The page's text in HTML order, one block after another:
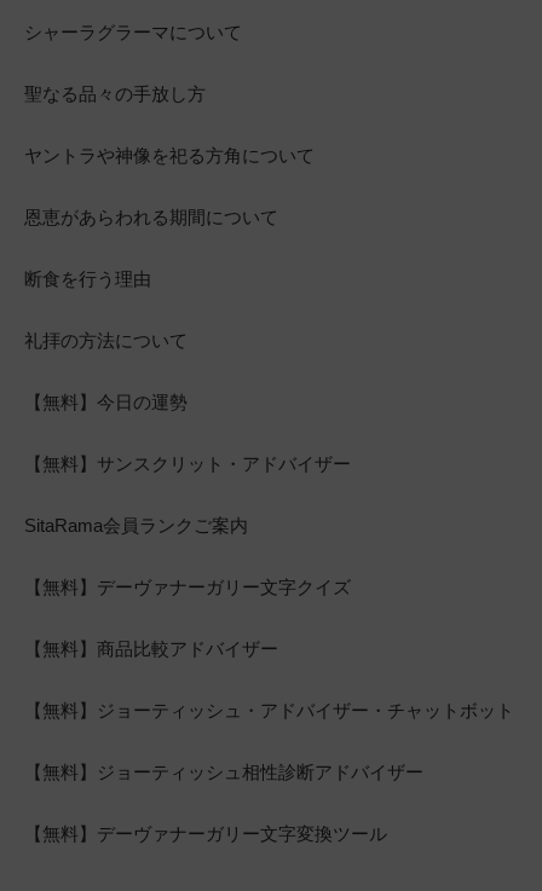
シャーラグラーマについて
聖なる品々の手放し方
ヤントラや神像を祀る方角について
恩恵があらわれる期間について
断食を行う理由
礼拝の方法について
【無料】今日の運勢
【無料】サンスクリット・アドバイザー
SitaRama会員ランクご案内
【無料】デーヴァナーガリー文字クイズ
【無料】商品比較アドバイザー
【無料】ジョーティッシュ・アドバイザー・チャットボット
【無料】ジョーティッシュ相性診断アドバイザー
【無料】デーヴァナーガリー文字変換ツール